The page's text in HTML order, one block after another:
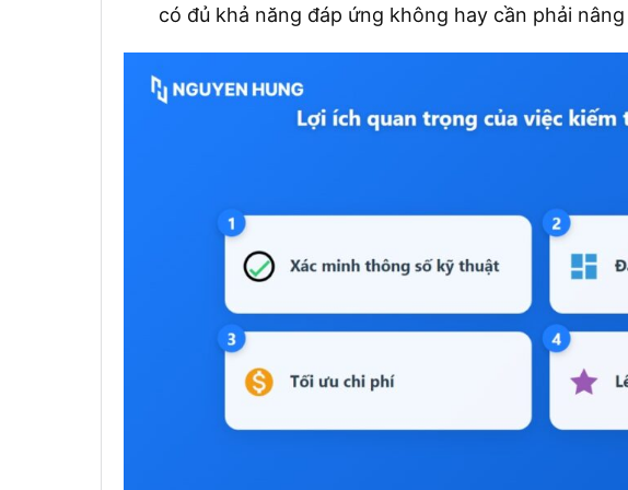
có đủ khả năng đáp ứng không hay cần phải